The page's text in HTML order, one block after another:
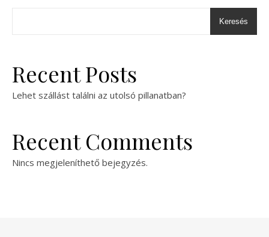
Keresés
Recent Posts
Lehet szállást találni az utolsó pillanatban?
Recent Comments
Nincs megjeleníthető bejegyzés.